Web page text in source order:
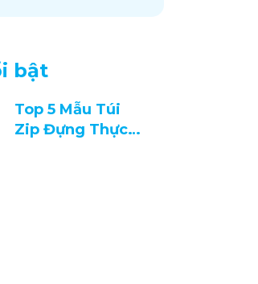
bật
Top 5 Mẫu Túi
Zip Đựng Thực